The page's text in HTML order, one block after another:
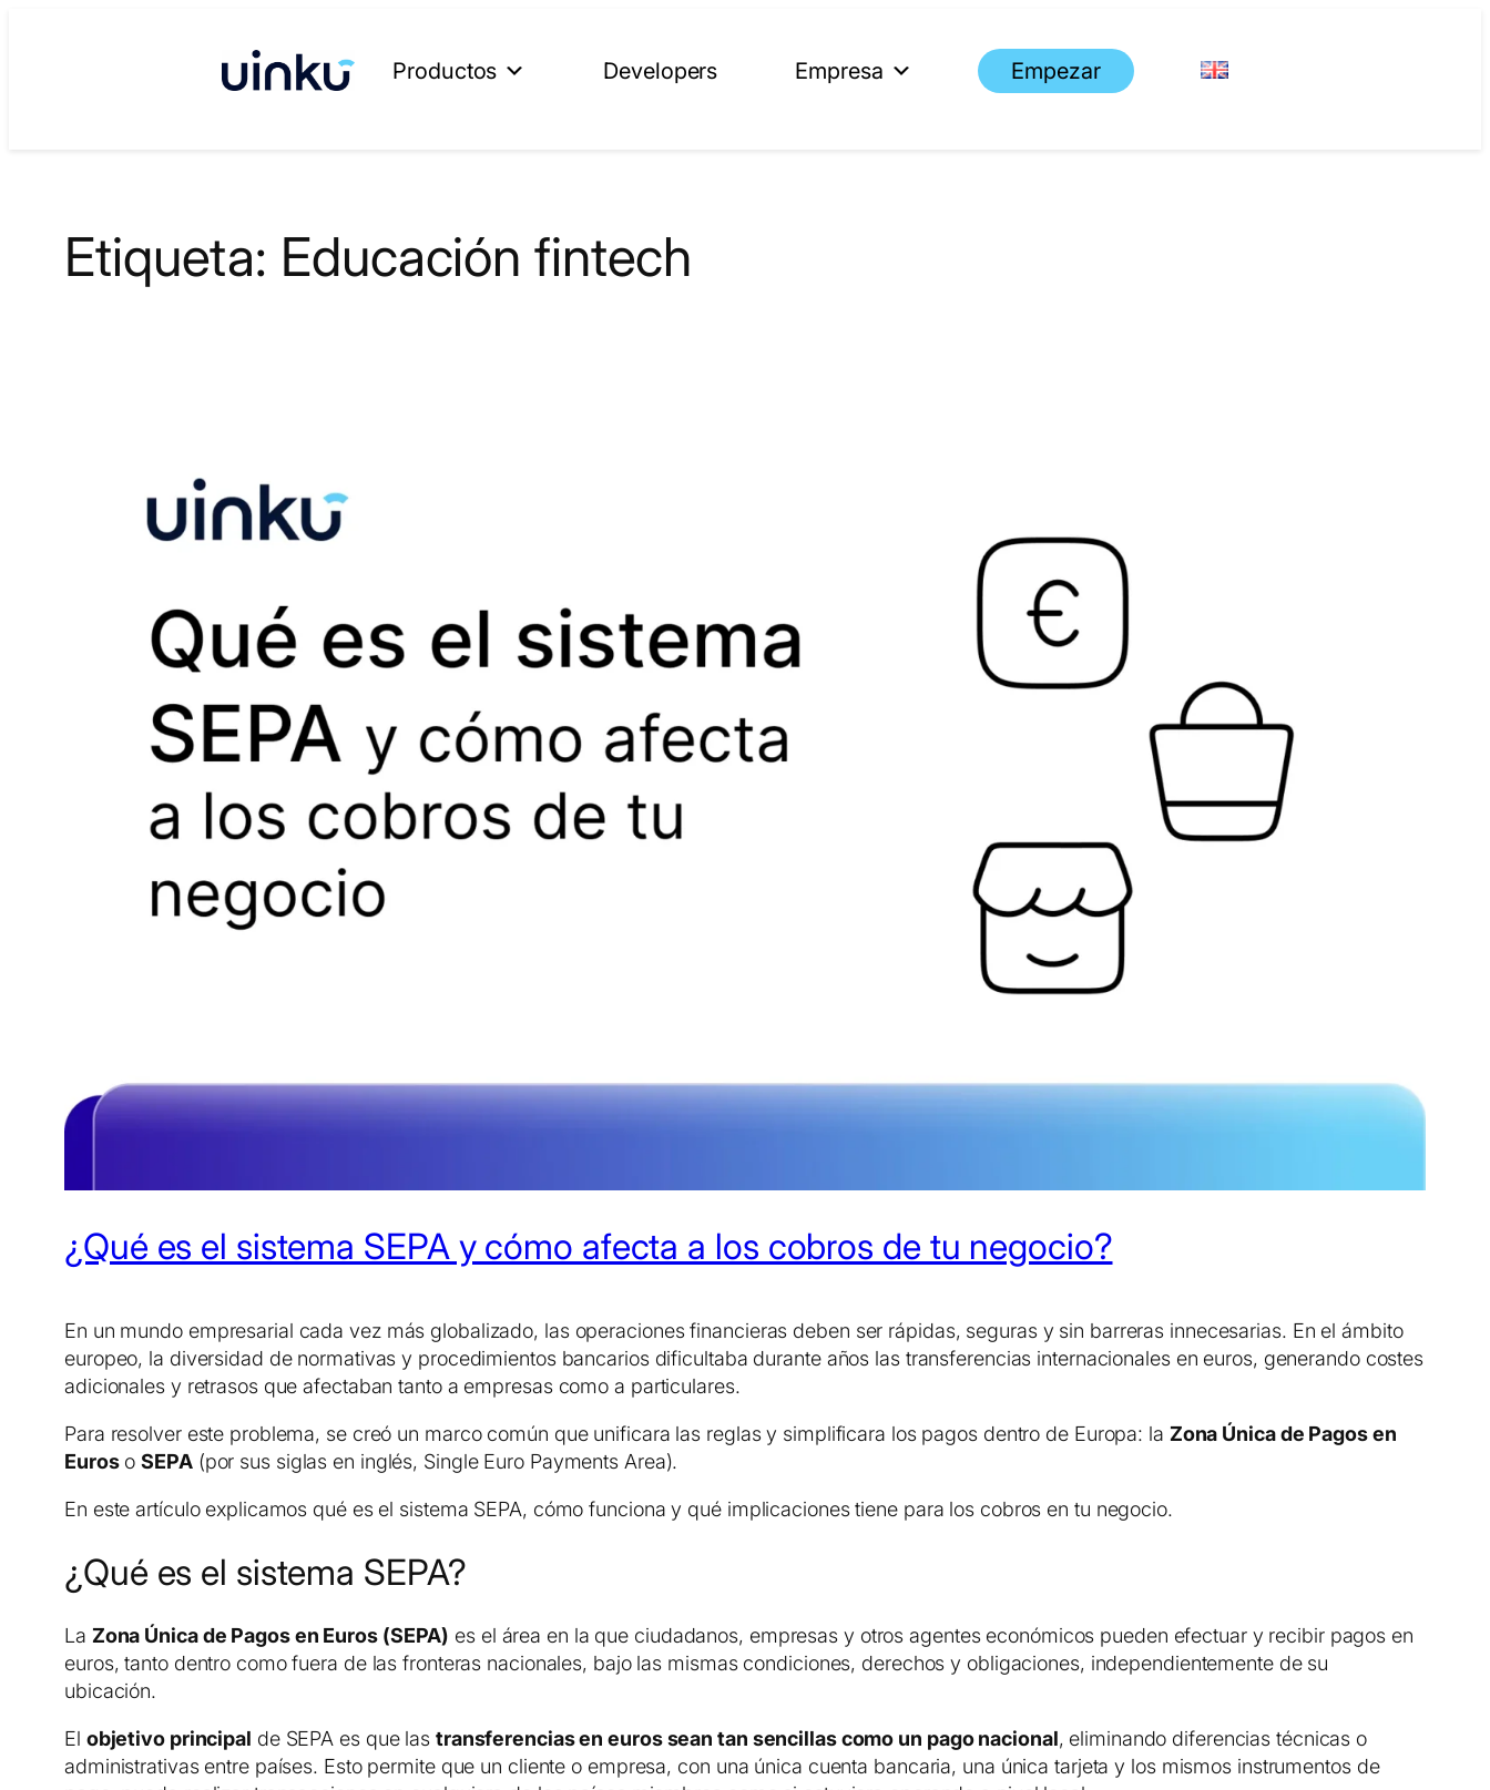
Productos Developers Empresa Empezar
Etiqueta: Educación fintech
¿Qué es el sistema SEPA y cómo afecta a los cobros de tu negocio?
En un mundo empresarial cada vez más globalizado, las operaciones financieras deben ser rápidas, seguras y sin barreras innecesarias. En el ámbito
europeo, la diversidad de normativas y procedimientos bancarios dificultaba durante años las transferencias internacionales en euros, generando costes
adicionales y retrasos que afectaban tanto a empresas como a particulares.
Para resolver este problema, se creó un marco común que unificara las reglas y simplificara los pagos dentro de Europa: la Zona Única de Pagos en
EurosoSEPA(por sus siglas en inglés, Single Euro Payments Area).
En este artículo explicamos qué es el sistema SEPA, cómo funciona y qué implicaciones tiene para los cobros en tu negocio.
¿Qué es el sistema SEPA?
La Zona Única de Pagos en Euros (SEPA) es el área en la que ciudadanos, empresas y otros agentes económicos pueden efectuar y recibir pagos en
euros, tanto dentro como fuera de las fronteras nacionales, bajo las mismas condiciones, derechos y obligaciones, independientemente de su
ubicación.
El objetivo principal de SEPA es que las transferencias en euros sean tan sencillas como un pago nacional, eliminando diferencias técnicas o
administrativas entre países. Esto permite que un cliente o empresa, con una única cuenta bancaria, una única tarjeta y los mismos instrumentos de